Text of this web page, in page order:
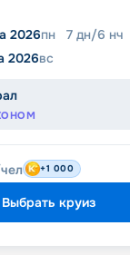
2026пн 7 дн/6 нч
2026вс
+1 000
Выбрать круиз